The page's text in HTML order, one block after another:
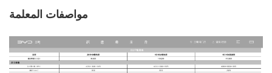
مواصفات المعلمة